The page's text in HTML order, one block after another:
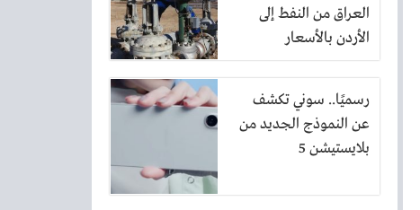
العراق من النفط إلى
الأردن بالأسعار
رسميًا.. سوني تكشف
عن النموذج الجديد من
بلايستيشن 5